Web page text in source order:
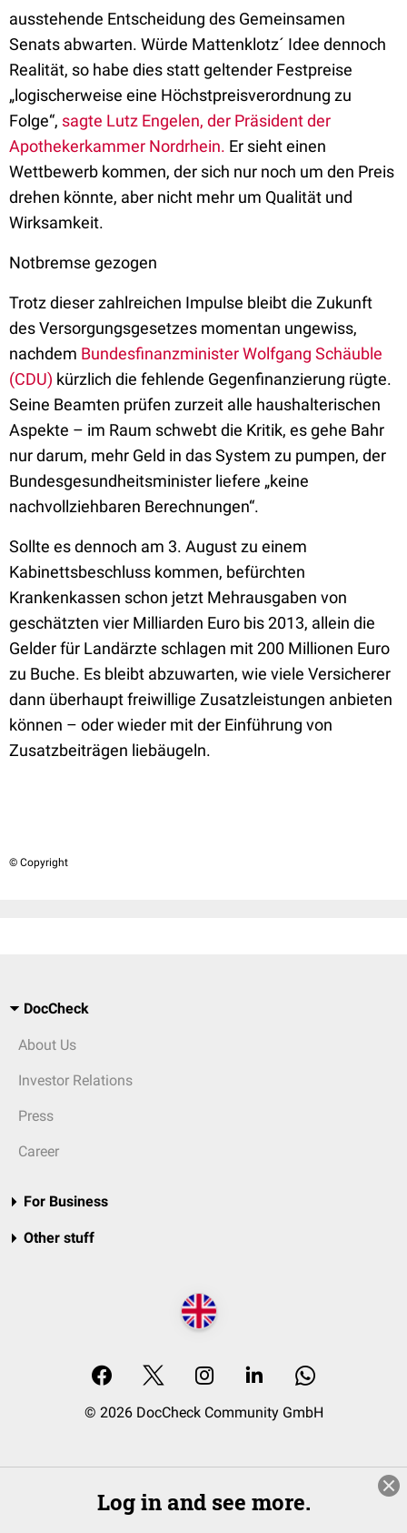
ausstehende Entscheidung des Gemeinsamen
Senats abwarten. Würde Mattenklotz´ Idee dennoch
Realität, so habe dies statt geltender Festpreise
„logischerweise eine Höchstpreisverordnung zu
Folge“, sagte Lutz Engelen, der Präsident der
Apothekerkammer Nordrhein. Er sieht einen
Wettbewerb kommen, der sich nur noch um den Preis
drehen könnte, aber nicht mehr um Qualität und
Wirksamkeit.
Notbremse gezogen
Trotz dieser zahlreichen Impulse bleibt die Zukunft
des Versorgungsgesetzes momentan ungewiss,
nachdem Bundesfinanzminister Wolfgang Schäuble
(CDU) kürzlich die fehlende Gegenfinanzierung rügte.
Seine Beamten prüfen zurzeit alle haushalterischen
Aspekte – im Raum schwebt die Kritik, es gehe Bahr
nur darum, mehr Geld in das System zu pumpen, der
Bundesgesundheitsminister liefere „keine
nachvollziehbaren Berechnungen“.
Sollte es dennoch am 3. August zu einem
Kabinettsbeschluss kommen, befürchten
Krankenkassen schon jetzt Mehrausgaben von
geschätzten vier Milliarden Euro bis 2013, allein die
Gelder für Landärzte schlagen mit 200 Millionen Euro
zu Buche. Es bleibt abzuwarten, wie viele Versicherer
dann überhaupt freiwillige Zusatzleistungen anbieten
können – oder wieder mit der Einführung von
Zusatzbeiträgen liebäugeln.
© Copyright
DocCheck
About Us
Investor Relations
Press
Career
For Business
Other stuff
© 2026 DocCheck Community GmbH
Log in and see more.